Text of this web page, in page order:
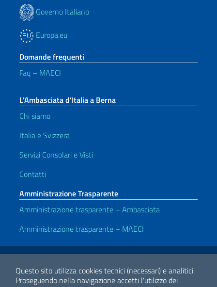
Questo sito utilizza cookies tecnici (necessari) e analitici.
Proseguendo nella navigazione accetti l'utilizzo dei
Governo Italiano
Europa.eu
Domande frequenti
Faq – MAECI
L’Ambasciata d’Italia a Berna
Chi siamo
Italia e Svizzera
Servizi Consolari e Visti
Contatti
Amministrazione Trasparente
Amministrazione trasparente – Ambasciata
Amministrazione trasparente – MAECI
Link Utili